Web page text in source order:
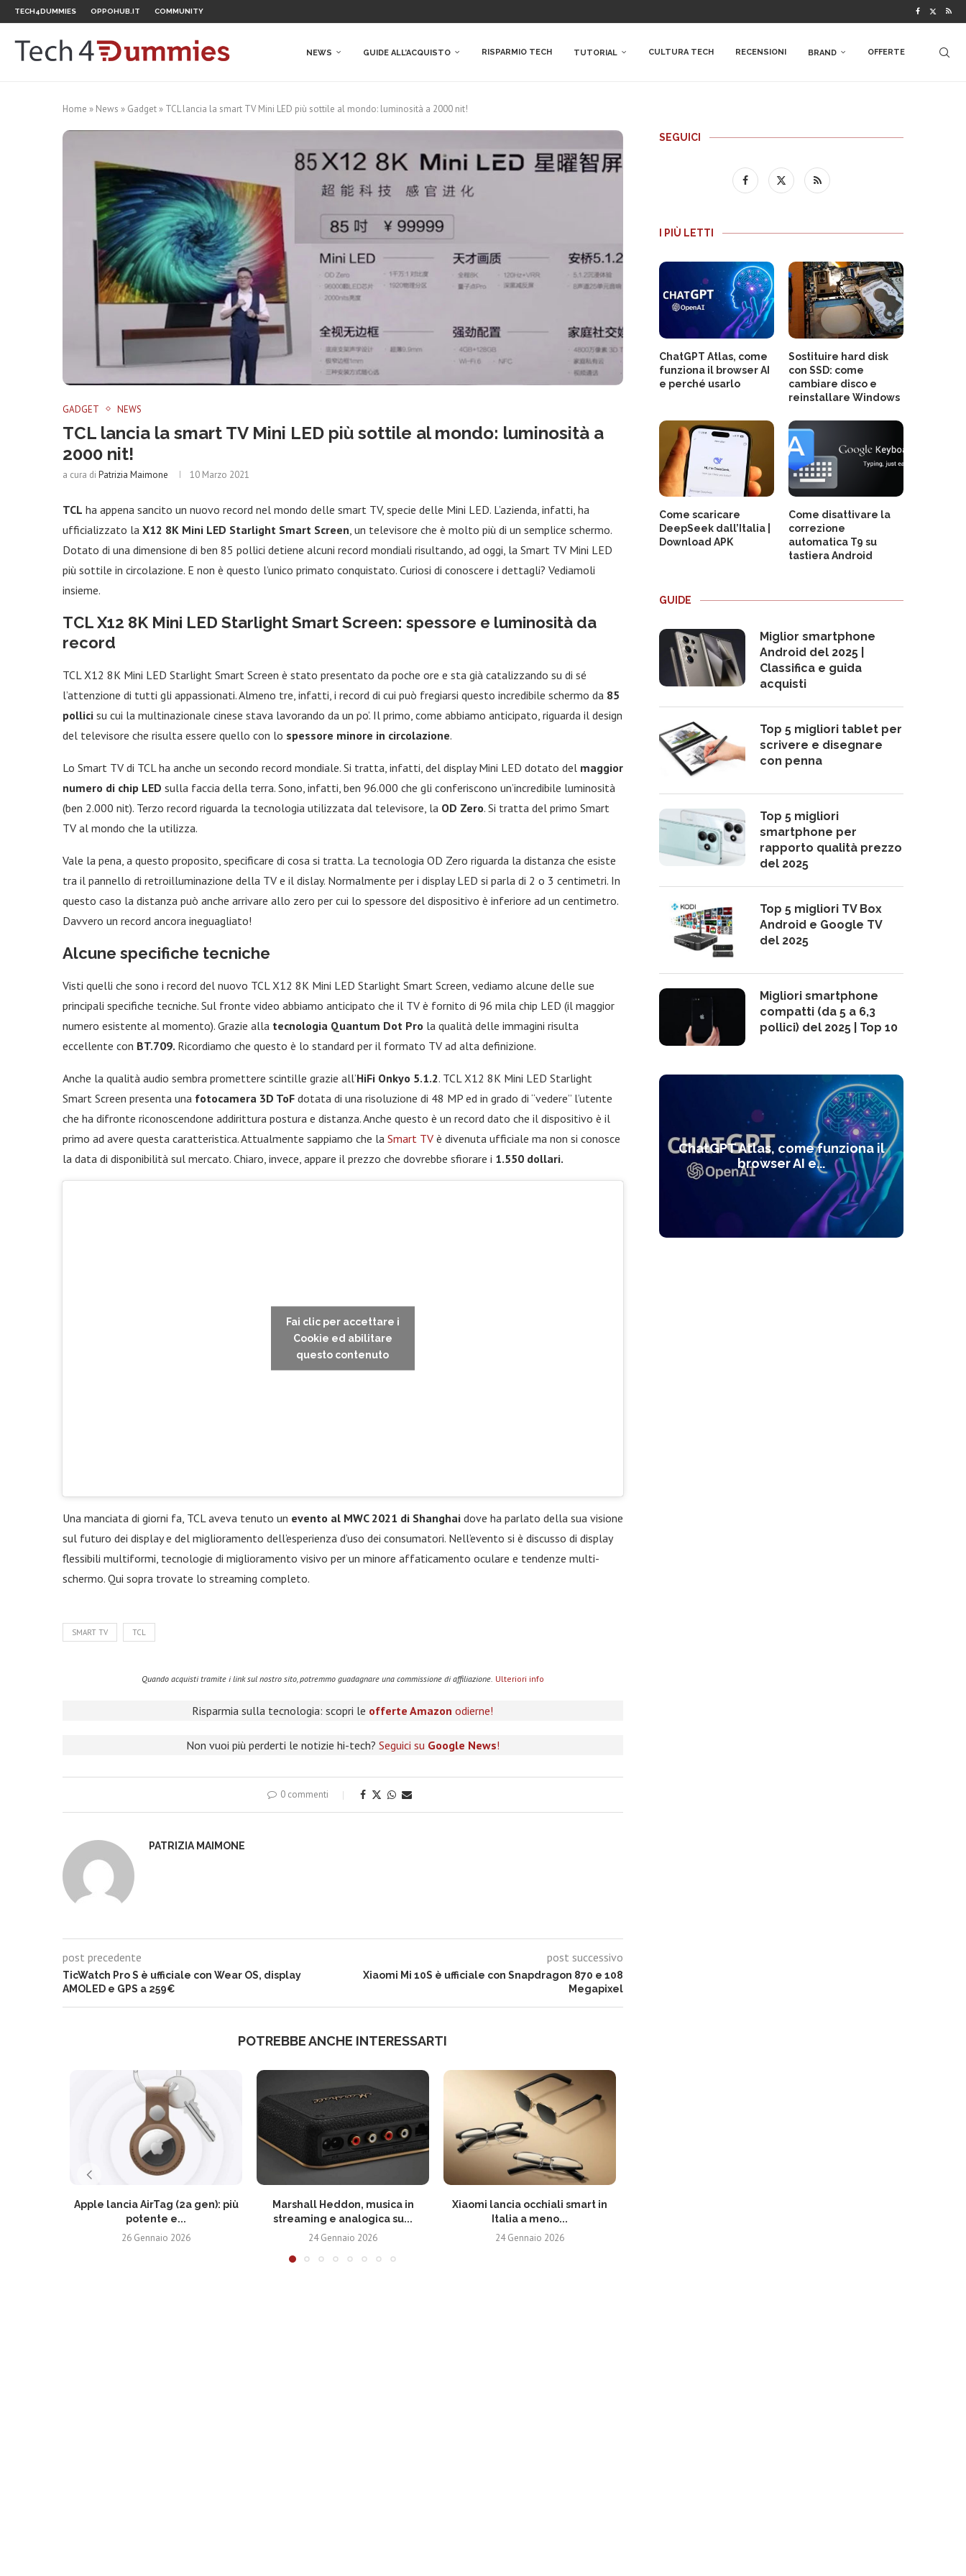
TECH4DUMMIES OPPOHUB.IT COMMUNITY
NEWS GUIDE ALL’ACQUISTO RISPARMIO TECH TUTORIAL CULTURA TECH RECENSIONI BRAND OFFERTE
Home » News » Gadget » TCL lancia la smart TV Mini LED più sottile al mondo: luminosità a 2000 nit!
GADGET NEWS
TCL lancia la smart TV Mini LED più sottile al mondo: luminosità a
2000 nit!
a cura di Patrizia Maimone 10 Marzo 2021
TCL ha appena sancito un nuovo record nel mondo delle smart TV, specie delle Mini LED. L’azienda, infatti, ha
ufficializzato la X12 8K Mini LED Starlight Smart Screen , un televisore che è molto più di un semplice schermo.
Dotato di una dimensione di ben 85 pollici detiene alcuni record mondiali risultando, ad oggi, la Smart TV Mini LED
più sottile in circolazione. E non è questo l’unico primato conquistato. Curiosi di conoscere i dettagli? Vediamoli
insieme.
TCL X12 8K Mini LED Starlight Smart Screen: spessore e luminosità da
record
TCL X12 8K Mini LED Starlight Smart Screen è stato presentato da poche ore e sta già catalizzando su di sé
l’attenzione di tutti gli appassionati. Almeno tre, infatti, i record di cui può fregiarsi questo incredibile schermo da 85
pollici su cui la multinazionale cinese stava lavorando da un po’. Il primo, come abbiamo anticipato, riguarda il design
del televisore che risulta essere quello con lo spessore minore in circolazione.
Lo Smart TV di TCL ha anche un secondo record mondiale. Si tratta, infatti, del display Mini LED dotato del maggior
numero di chip LED sulla faccia della terra. Sono, infatti, ben 96.000 che gli conferiscono un’incredibile luminosità
(ben 2.000 nit). Terzo record riguarda la tecnologia utilizzata dal televisore, la OD Zero. Si tratta del primo Smart
TV al mondo che la utilizza.
Vale la pena, a questo proposito, specificare di cosa si tratta. La tecnologia OD Zero riguarda la distanza che esiste
tra il pannello di retroilluminazione della TV e il dislay. Normalmente per i display LED si parla di 2 o 3 centimetri. In
questo caso la distanza può anche arrivare allo zero per cui lo spessore del dispositivo è inferiore ad un centimetro.
Davvero un record ancora ineguagliato!
Alcune specifiche tecniche
Visti quelli che sono i record del nuovo TCL X12 8K Mini LED Starlight Smart Screen, vediamo alcune delle sue
principali specifiche tecniche. Sul fronte video abbiamo anticipato che il TV è fornito di 96 mila chip LED (il maggior
numero esistente al momento). Grazie alla tecnologia Quantum Dot Pro la qualità delle immagini risulta
eccellente con BT.709. Ricordiamo che questo è lo standard per il formato TV ad alta definizione.
Anche la qualità audio sembra promettere scintille grazie all’HiFi Onkyo 5.1.2. TCL X12 8K Mini LED Starlight
Smart Screen presenta una fotocamera 3D ToF dotata di una risoluzione di 48 MP ed in grado di “vedere” l’utente
che ha difronte riconoscendone addirittura postura e distanza. Anche questo è un record dato che il dispositivo è il
primo ad avere questa caratteristica. Attualmente sappiamo che la Smart TV è divenuta ufficiale ma non si conosce
la data di disponibilità sul mercato. Chiaro, invece, appare il prezzo che dovrebbe sfiorare i 1.550 dollari.
Fai clic per accettare i
Cookie ed abilitare
questo contenuto
Una manciata di giorni fa, TCL aveva tenuto un evento al MWC 2021 di Shanghai dove ha parlato della sua visione
sul futuro dei display e del miglioramento dell’esperienza d’uso dei consumatori. Nell’evento si è discusso di display
flessibili multiformi, tecnologie di miglioramento visivo per un minore affaticamento oculare e tendenze multi-
schermo. Qui sopra trovate lo streaming completo.
SMART TV TCL
Quando acquisti tramite i link sul nostro sito, potremmo guadagnare una commissione di affiliazione. Ulteriori info
Risparmia sulla tecnologia: scopri le offerte Amazon odierne!
Non vuoi più perderti le notizie hi-tech? Seguici su Google News!
0 commenti
PATRIZIA MAIMONE
post precedente
TicWatch Pro S è ufficiale con Wear OS, display
AMOLED e GPS a 259€
post successivo
Xiaomi Mi 10S è ufficiale con Snapdragon 870 e 108
Megapixel
POTREBBE ANCHE INTERESSARTI
Apple lancia AirTag (2a gen): più
potente e...
26 Gennaio 2026
Marshall Heddon, musica in
streaming e analogica su...
24 Gennaio 2026
Xiaomi lancia occhiali smart in
Italia a meno...
24 Gennaio 2026
SEGUICI
I PIÙ LETTI
ChatGPT Atlas, come
funziona il browser AI
e perché usarlo
Sostituire hard disk
con SSD: come
cambiare disco e
reinstallare Windows
Come scaricare
DeepSeek dall’Italia |
Download APK
Come disattivare la
correzione
automatica T9 su
tastiera Android
GUIDE
Miglior smartphone
Android del 2025 |
Classifica e guida
acquisti
Top 5 migliori tablet per
scrivere e disegnare
con penna
Top 5 migliori
smartphone per
rapporto qualità prezzo
del 2025
Top 5 migliori TV Box
Android e Google TV
del 2025
Migliori smartphone
compatti (da 5 a 6,3
pollici) del 2025 | Top 10
ChatGPT Atlas, come funziona il
browser AI e...